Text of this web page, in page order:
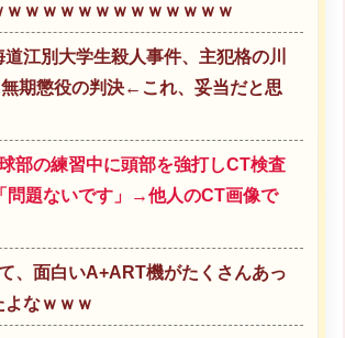
ｗｗｗｗｗｗｗｗｗｗｗｗｗ
道江別大学生殺人事件、主犯格の川
無期懲役の判決←これ、妥当だと思
部の練習中に頭部を強打しCT検査
問題ないです」→他人のCT画像で
、面白いA+ART機がたくさんあっ
なｗｗｗ